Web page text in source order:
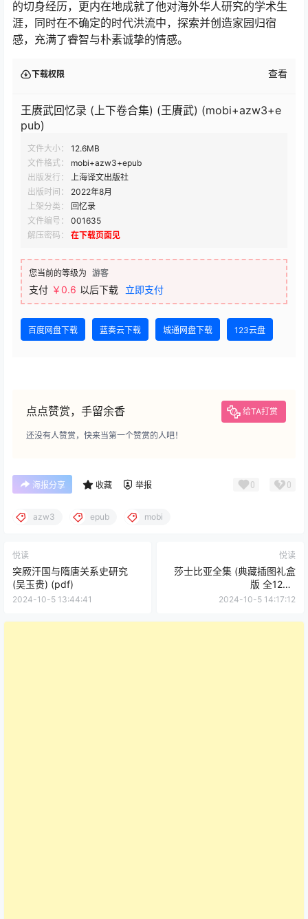
的切身经历，更内在地成就了他对海外华人研究的学术生
涯，同时在不确定的时代洪流中，探索并创造家园归宿
感，充满了睿智与朴素诚挚的情感。
下载权限 查看
王赓武回忆录 (上下卷合集) (王賡武) (mobi+azw3+e
pub)
文件大小：
12.6MB
文件格式：
mobi+azw3+epub
出版发行：
上海译文出版社
出版时间：
2022年8月
上架分类：
回忆录
文件编号：
001635
解压密码：
在下载页面见
您当前的等级为 游客
支付 ￥0.6 以后下载 立即支付
百度网盘下载 蓝奏云下载 城通网盘下载 123云盘
点点赞赏，手留余香 给TA打赏
还没有人赞赏，快来当第一个赞赏的人吧！
海报分享 收藏 举报 0 0
azw3 epub mobi
悦读
突厥汗国与隋唐关系史研究
(吴玉贵) (pdf)
2024-10-5 13:44:41
悦读
莎士比亚全集 (典藏插图礼盒
版 全12卷)
(mobi+azw3+epub)
2024-10-5 14:17:12